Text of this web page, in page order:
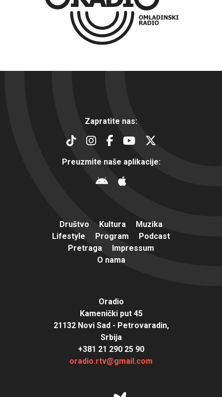
Zapratite nas:
Preuzmite naše aplikacije:
Društvo Kultura
Muzika
Lifestyle
Program
Podcast
Pretraga
Impressum
O nama
Oradio
Kamenički put 45
21132 Novi Sad - Petrovaradin,
Srbija
+381 21 290 25 90
oradio.rtv@gmail.com